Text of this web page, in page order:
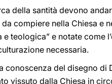
della santità devono
compiere nella Chiesa e
teologica” e notate come
necessaria.
del disegno di
vissuto dalla Chiesa in